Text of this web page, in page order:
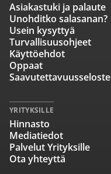
Asiakastuki ja palaute
Unohditko salasanan?
Usein kysyttyä
Turvallisuusohjeet
Käyttöehdot
Oppaat
Saavutettavuusseloste
YRITYKSILLE
Hinnasto
Mediatiedot
Palvelut Yrityksille
Ota yhteyttä